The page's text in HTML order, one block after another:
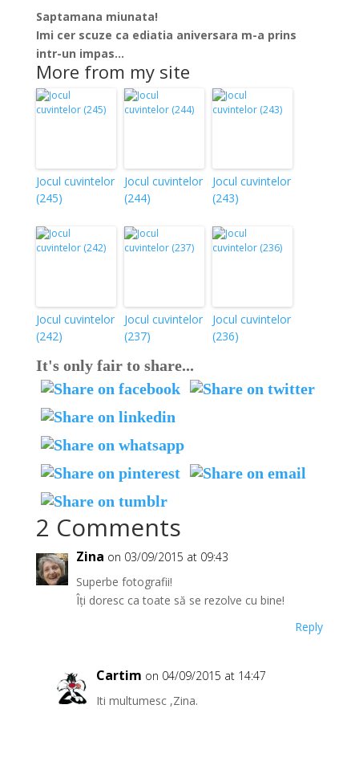
Saptamana miunata!
Imi cer scuze ca ediatia aniversara m-a prins
intr-un impas…
More from my site
Jocul cuvintelor
(245)
Jocul cuvintelor
(244)
Jocul cuvintelor
(243)
Jocul cuvintelor
(242)
Jocul cuvintelor
(237)
Jocul cuvintelor
(236)
It's only fair to share...
2 Comments
Zina on 03/09/2015 at 09:43
Superbe fotografii!
Îți doresc ca toate să se rezolve cu bine!
Reply
Cartim on 04/09/2015 at 14:47
Iti multumesc ,Zina.